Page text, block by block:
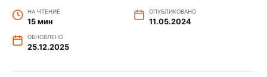
НА ЧТЕНИЕ
15 мин
ОПУБЛИКОВАНО
11.05.2024
ОБНОВЛЕНО
25.12.2025